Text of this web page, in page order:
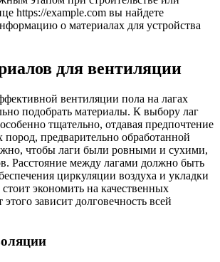
https://example.com вы найдете
о материалах для устройства
для вентиляции
вентиляции пола на лагах
подобрать материалы. К выбору лаг
тщательно, отдавая предпочтение
пород, предварительно обработанной
чтобы лаги были ровными и сухими,
Расстояние между лагами должно быть
циркуляции воздуха и укладки
экономить на качественных
этого зависит долговечность всей